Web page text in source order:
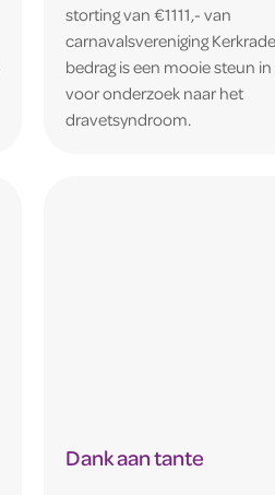
storting van €1111,- van
carnavalsvereniging
bedrag is een mooie steun in
voor onderzoek naar het
dravetsyndroom.
Dank aan tante